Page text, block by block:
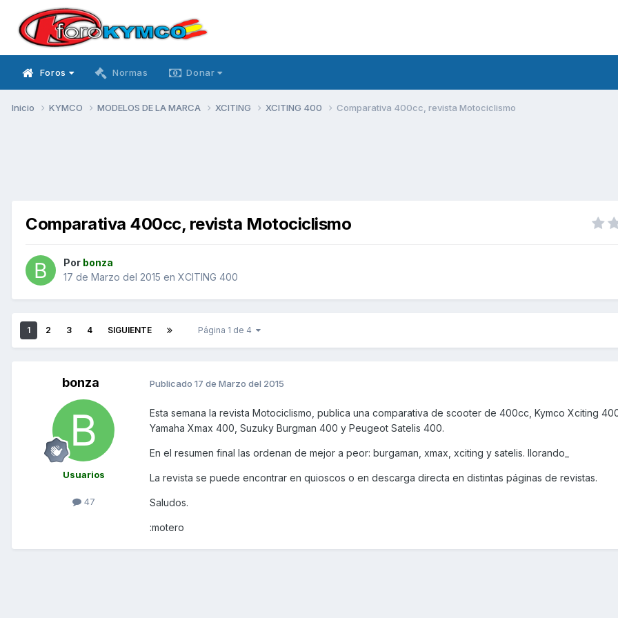
Foros Normas Donar
Inicio KYMCO MODELOS DE LA MARCA XCITING XCITING 400 Comparativa 400cc, revista Motociclismo
Comparativa 400cc, revista Motociclismo
Por bonza
17 de Marzo del 2015 en XCITING 400
1 2 3 4 SIGUIENTE Página 1 de 4
bonza
Usuarios
47
Publicado 17 de Marzo del 2015
Esta semana la revista Motociclismo, publica una comparativa de scooter de 400cc, Kymco Xciting
Yamaha Xmax 400, Suzuky Burgman 400 y Peugeot Satelis 400.
En el resumen final las ordenan de mejor a peor: burgaman, xmax, xciting y satelis. llorando_
La revista se puede encontrar en quioscos o en descarga directa en distintas páginas de revistas.
Saludos.
:motero